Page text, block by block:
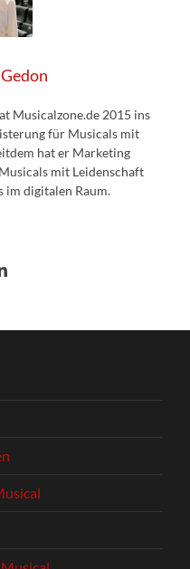
Musicalzone.de 2015 ins
für Musicals mit
hat er Marketing
mit Leidenschaft
im digitalen Raum.